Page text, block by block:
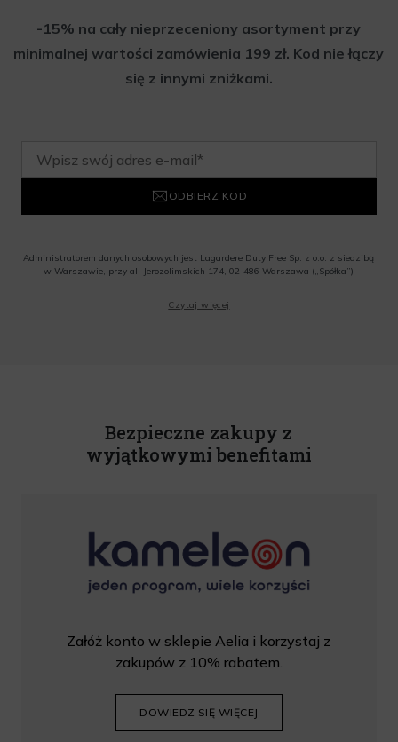
-15% na cały nieprzeceniony asortyment przy
minimalnej wartości zamówienia 199 zł. Kod nie łączy
się z innymi zniżkami.
ODBIERZ KOD
Administratorem danych osobowych jest Lagardere Duty Free Sp. z o.o. z siedzibą
w Warszawie, przy al. Jerozolimskich 174, 02-486 Warszawa („Spółka”)
o.o. informacji handlowych, w tym newslettera, informacji o promocjach i
Czytaj więcej
Bezpieczne zakupy z
wyjątkowymi benefitami
Załóż konto w sklepie Aelia i korzystaj z
zakupów z 10% rabatem.
DOWIEDZ SIĘ WIĘCEJ